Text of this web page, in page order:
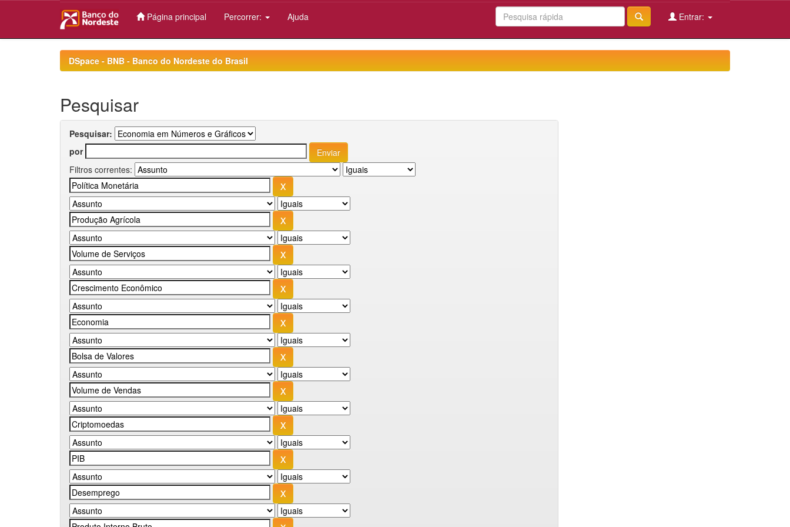
Página principal Percorrer: Ajuda Entrar:
DSpace - BNB - Banco do Nordeste do Brasil
Pesquisar
Pesquisar:
por
Filtros correntes: